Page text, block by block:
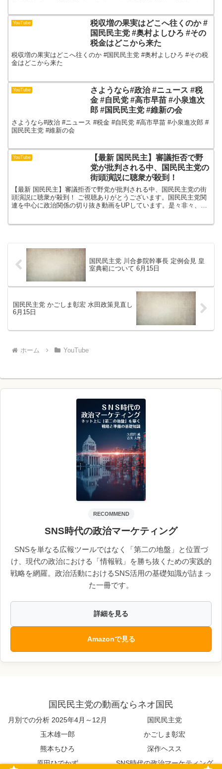
YouTube
税収増の果実はどこへ往くのか #
国民民主党 #奥村よしひろ #その
税金はどこから来た
税収増の果実はどこへ往くのか #国民民主党 #奥村よしひろ #その税
金はどこから来た
YouTube
さようなら#政治 #ニュース #税
金 #自民党 #高市早苗 #小泉進次
郎 #国民民主党 #維新の会
さようなら#政治 #ニュース #税金 #自民党 #高市早苗 #小泉進次郎 #
国民民主党 #維新の会
YouTube
【最新 国民民主】審議拒否で野
党が批判される中、国民民主党の
街頭演説に聴衆が殺到！
【最新 国民民主】審議拒否で野党が批判される中、国民民主党の街
頭演説に聴衆が殺到！ ご視聴ありがとうございます。国民民主党関
連を中心に政治関係の切り抜き動画をUPしています。是々非々、同
国民民主党 川合参院幹事長 定例会見 皇
室典範について 6月15日
国民民主党 かごしま彰宏 水田政策見直し
6月15日
ホーム YouTube
RECOMMEND
SNS時代の政治マーケティング
SNSを単なる広報ツールではなく「第二の地盤」と位置づ
け、現代の政治における「情報戦」を勝ち抜くための実践的
戦略を網羅。政治活動におけるSNS活用の基礎知識が詰まっ
た一冊です。
詳細を見る
Amazonで見る
国民民主党の動画ならネオ国民
月別での分析 2025年4月～12月
国民民主党
玉木雄一郎
かごしま彰宏
熊本ちひろ
深作ヘスス
原田ひでかず
SNS時代の政治マーケティング